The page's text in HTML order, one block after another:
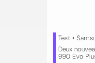
Test •
Deux
990 Evo